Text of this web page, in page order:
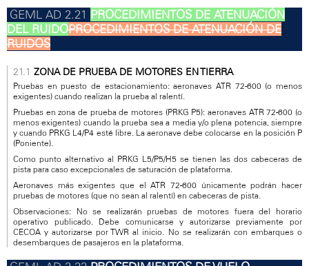
PROCEDIMIENTOS DE ATENUACIÓN
DEL RUIDOPROCEDIMIENTOS DE ATENUACIÓN DE
RUIDOS
ZONA DE PRUEBA DE MOTORES EN TIERRA
Pruebas en puesto de estacionamiento: aeronaves ATR 72-600 (o menos
exigentes) cuando realizan la prueba al ralentí.
Pruebas en zona de prueba de motores (PRKG P5): aeronaves ATR 72-600 (o
menos exigentes) cuando la prueba sea a media y/o plena potencia, siempre
y cuando PRKG L4/P4 esté libre. La aeronave debe colocarse en la posición P
(Poniente).
Como punto alternativo al PRKG L5/P5/H5 se tienen las dos cabeceras de
pista para caso excepcionales de saturación de plataforma.
Aeronaves más exigentes que el ATR 72-600 únicamente podrán hacer
pruebas de motores (que no sean al ralentí) en cabeceras de pista.
Observaciones: No se realizarán pruebas de motores fuera del horario
operativo publicado. Debe comunicarse y autorizarse previamente por
CECOA y autorizarse por TWR al inicio. No se realizarán con embarques o
desembarques de pasajeros en la plataforma.